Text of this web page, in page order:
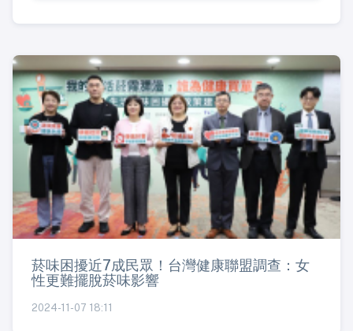
菸味困擾近7成民眾！台灣健康聯盟調查：女
性更難擺脫菸味影響
2024-11-07 18:11